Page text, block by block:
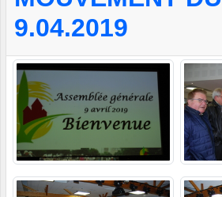
9.04.2019